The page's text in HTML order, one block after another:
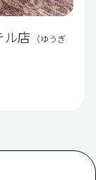
ル店
（ゆうぎ